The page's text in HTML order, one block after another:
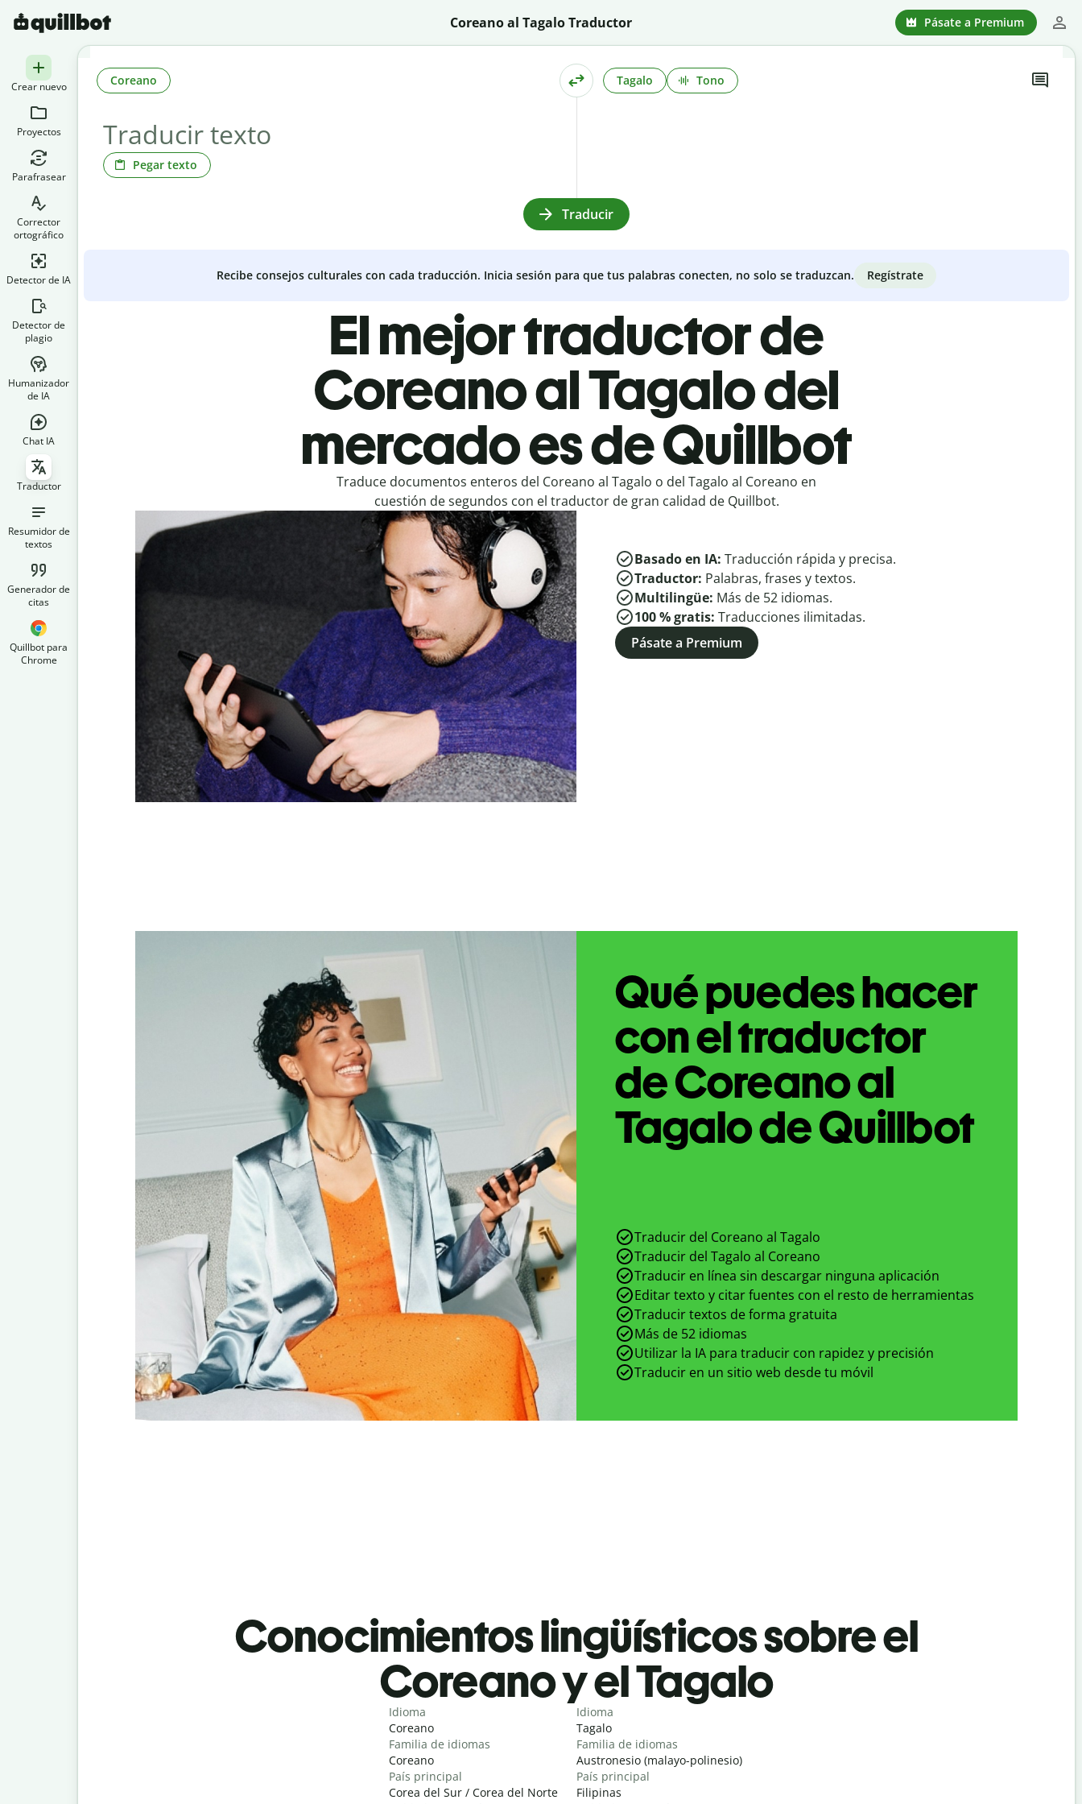
Coreano al Tagalo Traductor Pásate a Premium
Crear nuevo
Proyectos
Parafrasear
Corrector
ortográfico
Detector de IA
Detector de
plagio
Humanizador
de IA
Chat IA
Traductor
Resumidor de
textos
Generador de
citas
Quillbot para
Chrome
Pegar texto
Coreano Tagalo Tono
Traducir
Recibe consejos culturales con cada traducción. Inicia sesión para que tus palabras conecten, no solo se traduzcan. Regístrate
El mejor traductor de
Coreano al Tagalo del
mercado es de Quillbot
Traduce documentos enteros del Coreano al Tagalo o del Tagalo al Coreano en
cuestión de segundos con el traductor de gran calidad de Quillbot.
Basado en IA: Traducción rápida y precisa.
Traductor: Palabras, frases y textos.
Multilingüe: Más de 52 idiomas.
100 % gratis: Traducciones ilimitadas.
Pásate a Premium
Qué puedes hacer
con el traductor
de Coreano al
Tagalo de Quillbot
Traducir del Coreano al Tagalo
Traducir del Tagalo al Coreano
Traducir en línea sin descargar ninguna aplicación
Editar texto y citar fuentes con el resto de herramientas
Traducir textos de forma gratuita
Más de 52 idiomas
Utilizar la IA para traducir con rapidez y precisión
Traducir en un sitio web desde tu móvil
Conocimientos lingüísticos sobre el
Coreano y el Tagalo
Idioma
Coreano
Familia de idiomas
Coreano
País principal
Corea del Sur / Corea del Norte
Idioma
Tagalo
Familia de idiomas
Austronesio (malayo-polinesio)
País principal
Filipinas